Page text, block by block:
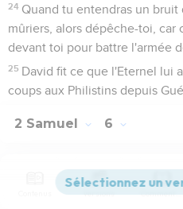
24 Quand tu entendras un bruit
mûriers, alors dépêche-toi, car
devant toi pour battre l'armée
25 David fit ce que l'Eternel lui
coups aux Philistins depuis
2 Samuel 6
Seuls les Évangiles sont disponibles en
Versions Commentaires